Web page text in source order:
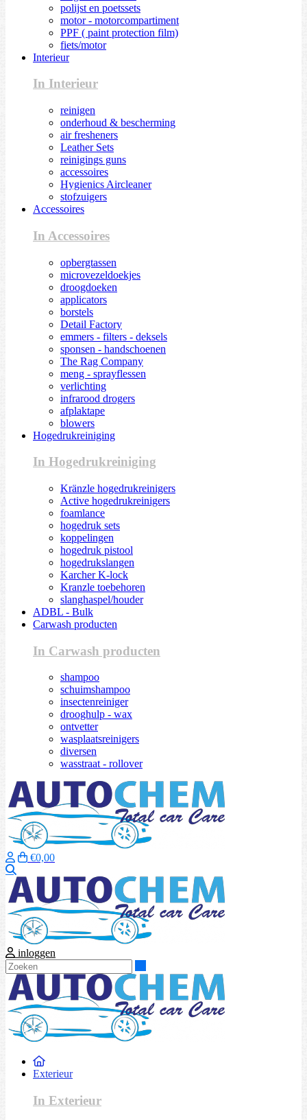
polijst en poetssets
motor - motorcompartiment
PPF ( paint protection film)
fiets/motor
Interieur
In Interieur
reinigen
onderhoud & bescherming
air fresheners
Leather Sets
reinigings guns
accessoires
Hygienics Aircleaner
stofzuigers
Accessoires
In Accessoires
opbergtassen
microvezeldoekjes
droogdoeken
applicators
borstels
Detail Factory
emmers - filters - deksels
sponsen - handschoenen
The Rag Company
meng - sprayflessen
verlichting
infrarood drogers
afplaktape
blowers
Hogedrukreiniging
In Hogedrukreiniging
Kränzle hogedrukreinigers
Active hogedrukreinigers
foamlance
hogedruk sets
koppelingen
hogedruk pistool
hogedrukslangen
Karcher K-lock
Kranzle toebehoren
slanghaspel/houder
ADBL - Bulk
Carwash producten
In Carwash producten
shampoo
schuimshampoo
insectenreiniger
drooghulp - wax
ontvetter
wasplaatsreinigers
diversen
wasstraat - rollover
€0,00
inloggen
Exterieur
In Exterieur